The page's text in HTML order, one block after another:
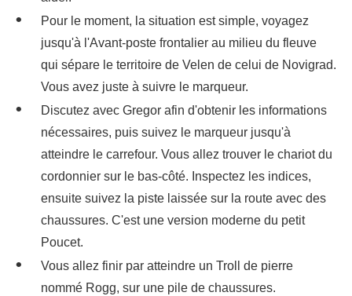
Pour le moment, la situation est simple, voyagez
jusqu'à l'Avant-poste frontalier au milieu du fleuve
qui sépare le territoire de Velen de celui de Novigrad.
Vous avez juste à suivre le marqueur.
Discutez avec Gregor afin d'obtenir les informations
nécessaires, puis suivez le marqueur jusqu'à
atteindre le carrefour. Vous allez trouver le chariot du
cordonnier sur le bas-côté. Inspectez les indices,
ensuite suivez la piste laissée sur la route avec des
chaussures. C'est une version moderne du petit
Poucet.
Vous allez finir par atteindre un Troll de pierre
nommé Rogg, sur une pile de chaussures.